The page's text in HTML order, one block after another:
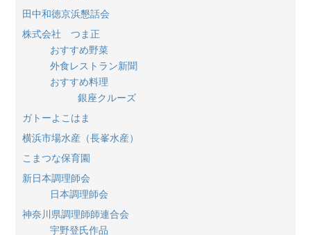
田中和徳京浜懇話会
株式会社 つま正
おすすめ野菜
外食レストラン新聞
おすすめ料理
銀座クルーズ
ガトーよこはま
横浜市場水産（長峯水産）
こまつな保育園
新日本調理師会
日本調理師会
神奈川県調理師師連合会
宇野登氏作品